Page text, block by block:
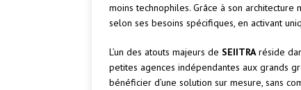
moins technophiles. Grâce à son
selon ses besoins spécifiques, en activant
L’un des atouts majeurs de SEIITRAréside
petites agences indépendantes aux grands
bénéficier d’une solution sur mesure, sans